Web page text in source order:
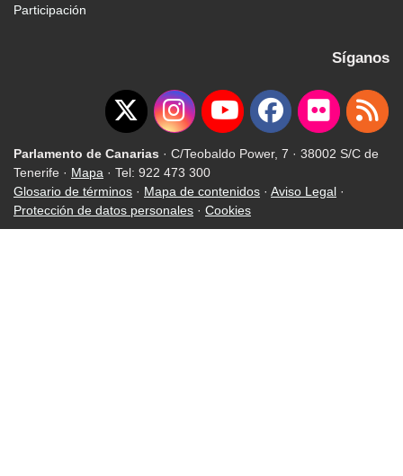
Participación
Síganos
Parlamento de Canarias · C/Teobaldo Power, 7 · 38002 S/C de
Tenerife · Mapa · Tel: 922 473 300
Glosario de términos · Mapa de contenidos · Aviso Legal ·
Protección de datos personales · Cookies